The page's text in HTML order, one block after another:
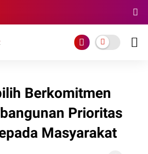
Berkomitmen
Prioritas
Masyarakat